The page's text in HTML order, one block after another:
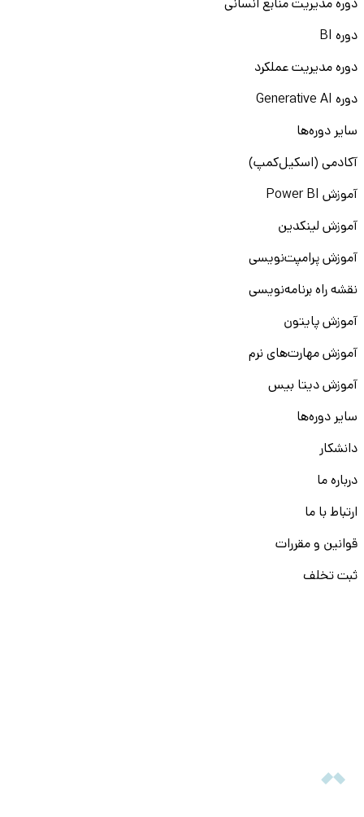
دوره مدیریت منابع انسانی
دوره BI
دوره مدیریت عملکرد
دوره Generative AI
سایر دوره‌ها
آکادمی (اسکیل‌کمپ)
آموزش Power BI
آموزش لینکدین
آموزش پرامپت‌نویسی
نقشه راه برنامه‌نویسی
آموزش پایتون
آموزش مهارت‌های نرم
آموزش دیتا بیس
سایر دوره‌ها
دانشکار
درباره ما
ارتباط با ما
قوانین و مقررات
ثبت تخلف